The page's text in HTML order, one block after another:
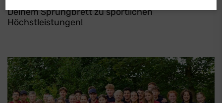
Deinem Sprungbrett zu sportlichen
Höchstleistungen!